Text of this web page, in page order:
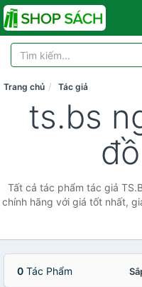
Trang chủ Tác giả
ts.bs
Tất cả tác phẩm tác giả
chính hãng với giá tốt nhất,
0 Tác Phẩm